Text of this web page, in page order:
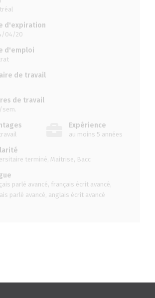
d'expiration
04/20
d'emploi
de travail
de travail
sem.
Expérience
au moins 5 années
terminé, Maitrise, Bacc
parlé avancé, français écrit avancé,
parlé avancé, anglais écrit avancé